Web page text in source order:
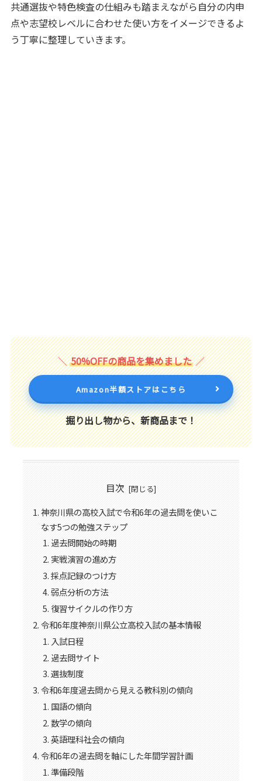
共通選抜や特色検査の仕組みも踏まえながら自分の内申
点や志望校レベルに合わせた使い方をイメージできるよ
う丁寧に整理していきます。
50%OFFの商品を集めました
Amazon半額ストアはこちら
掘り出し物から、新商品まで！
目次
神奈川県の高校入試で令和6年の過去問を使いこ
なす5つの勉強ステップ
過去問開始の時期
実戦演習の進め方
採点記録のつけ方
弱点分析の方法
復習サイクルの作り方
令和6年度神奈川県公立高校入試の基本情報
入試日程
過去問サイト
選抜制度
令和6年度過去問から見える教科別の傾向
国語の傾向
数学の傾向
英語理科社会の傾向
令和6年の過去問を軸にした年間学習計画
準備段階